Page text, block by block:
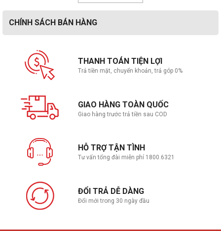
CHÍNH SÁCH BÁN HÀNG
THANH TOÁN TIỆN LỢI
Trả tiền mặt, chuyển khoản, trả góp 0%
GIAO HÀNG TOÀN QUỐC
Giao hàng trước trả tiền sau COD
HỖ TRỢ TẬN TÌNH
Tư vấn tổng đài miễn phí 1800.6321
ĐỔI TRẢ DỄ DÀNG
Đổi mới trong 30 ngày đầu